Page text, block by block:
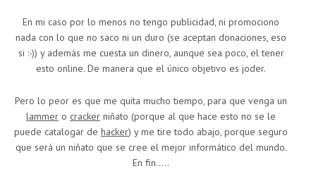
En mi caso por lo menos no tengo publicidad, ni promociono
nada con lo que no saco ni un duro (se aceptan donaciones, eso
si :-)) y además me cuesta un dinero, aunque sea poco, el tener
esto online. De manera que el único objetivo es joder.
Pero lo peor es que me quita mucho tiempo, para que venga un
lammer o cracker niñato (porque al que hace esto no se le
puede catalogar de hacker) y me tire todo abajo, porque seguro
que será un niñato que se cree el mejor informático del mundo.
En fin…..